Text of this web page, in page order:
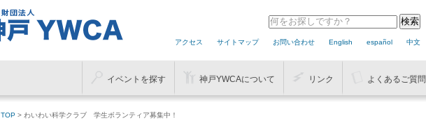
中文
español
English
お問い合わせ
サイトマップ
アクセス
よくあるご質問
リンク
神戸YWCAについて
イベントを探す
TOP > わいわい科学クラブ 学生ボランティア募集中！